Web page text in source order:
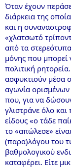
Όταν έχουν
διάρκεια της
και η
«χλατσωτό
από τα
μόνης που μπορεί
πολιτική
ασφυκτιούν μέσα
αγωνία
που, για να
γλιστράνε όλο
είδους «ο τάδε
το «απώλεσε»
(παρα)λόγου του
βαθμολογικού
καταφέρει. Είτε